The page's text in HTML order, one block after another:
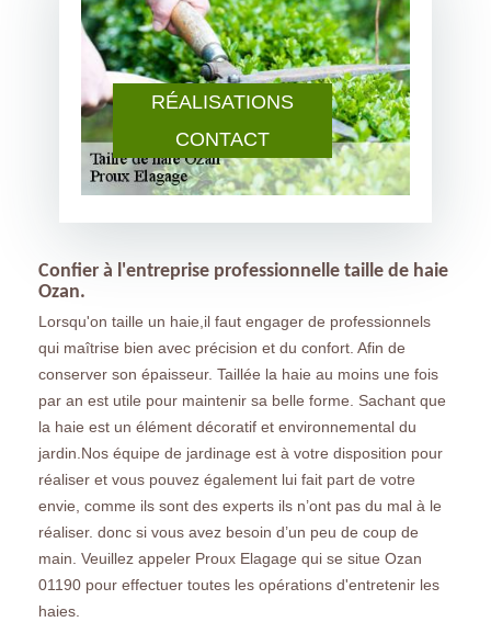
RÉALISATIONS
CONTACT
Confier à l'entreprise professionnelle taille de haie
Ozan.
Lorsqu'on taille un haie,il faut engager de professionnels
qui maîtrise bien avec précision et du confort. Afin de
conserver son épaisseur. Taillée la haie au moins une fois
par an est utile pour maintenir sa belle forme. Sachant que
la haie est un élément décoratif et environnemental du
jardin.Nos équipe de jardinage est à votre disposition pour
réaliser et vous pouvez également lui fait part de votre
envie, comme ils sont des experts ils n’ont pas du mal à le
réaliser. donc si vous avez besoin d’un peu de coup de
main. Veuillez appeler Proux Elagage qui se situe Ozan
01190 pour effectuer toutes les opérations d'entretenir les
haies.